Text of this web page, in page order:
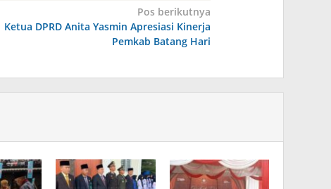
Pos berikutnya
Ketua DPRD Anita Yasmin Apresiasi Kinerja
Pemkab Batang Hari